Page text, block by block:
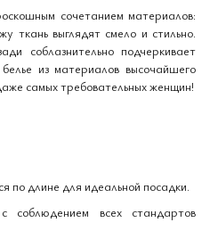
сочетанием материалов:
ткань выглядят смело и стильно.
соблазнительно подчеркивает
из материалов высочайшего
самых требовательных женщин!
по длине для идеальной посадки.
соблюдением всех стандартов